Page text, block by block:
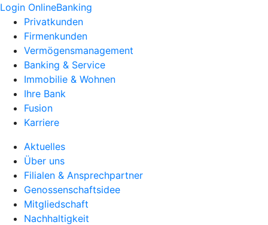
Login OnlineBanking
Privatkunden
Firmenkunden
Vermögensmanagement
Banking & Service
Immobilie & Wohnen
Ihre Bank
Fusion
Karriere
Aktuelles
Über uns
Filialen & Ansprechpartner
Genossenschaftsidee
Mitgliedschaft
Nachhaltigkeit